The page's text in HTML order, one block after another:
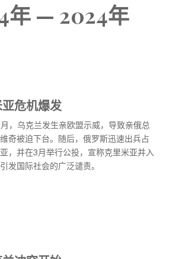
年 — 2024年
危机爆发
，乌克兰发生亲欧盟示威，导致亲俄总
奇被迫下台。随后，俄罗斯迅速出兵占
，并在3月举行公投，宣称克里米亚并入
发国际社会的广泛谴责。